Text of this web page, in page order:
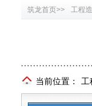
筑龙首页>> 工程
当前位置： 工